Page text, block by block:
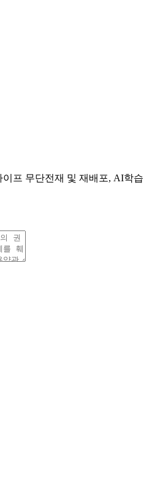
프 무단전재 및 재배포, AI학습